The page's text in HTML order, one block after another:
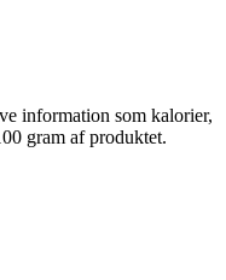
information som kalorier,
gram af produktet.